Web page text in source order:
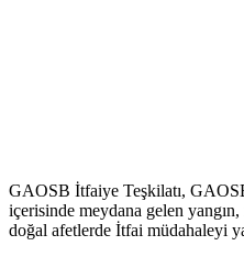
GAOSB İtfaiye Teşkilatı,
içerisinde meydana gelen
doğal afetlerde İtfai müdahaleyi